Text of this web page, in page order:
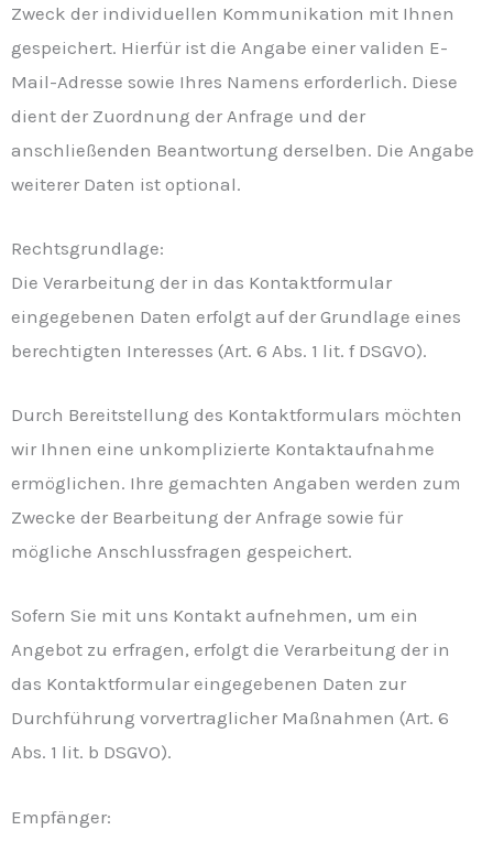
Zweck der individuellen Kommunikation mit Ihnen
gespeichert. Hierfür ist die Angabe einer validen E-
Mail-Adresse sowie Ihres Namens erforderlich. Diese
dient der Zuordnung der Anfrage und der
anschließenden Beantwortung derselben. Die Angabe
weiterer Daten ist optional.
Rechtsgrundlage:
Die Verarbeitung der in das Kontaktformular
eingegebenen Daten erfolgt auf der Grundlage eines
berechtigten Interesses (Art. 6 Abs. 1 lit. f DSGVO).
Durch Bereitstellung des Kontaktformulars möchten
wir Ihnen eine unkomplizierte Kontaktaufnahme
ermöglichen. Ihre gemachten Angaben werden zum
Zwecke der Bearbeitung der Anfrage sowie für
mögliche Anschlussfragen gespeichert.
Sofern Sie mit uns Kontakt aufnehmen, um ein
Angebot zu erfragen, erfolgt die Verarbeitung der in
das Kontaktformular eingegebenen Daten zur
Durchführung vorvertraglicher Maßnahmen (Art. 6
Abs. 1 lit. b DSGVO).
Empfänger: